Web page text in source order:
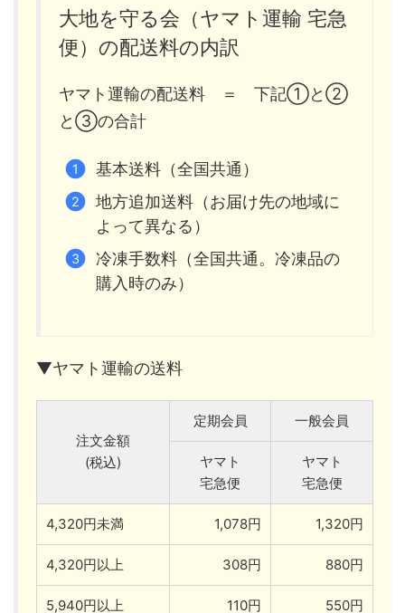
大地を守る会（ヤマト運輸 宅急
便）の配送料の内訳
ヤマト運輸の配送料 ＝ 下記①と②
と③の合計
基本送料（全国共通）
地方追加送料（お届け先の地域に
よって異なる）
冷凍手数料（全国共通。冷凍品の
購入時のみ）
▼ヤマト運輸の送料
注文金額
(税込)
定期会員 一般会員
ヤマト
宅急便
ヤマト
宅急便
4,320円未満 1,078円 1,320円
4,320円以上 308円 880円
5,940円以上 110円 550円